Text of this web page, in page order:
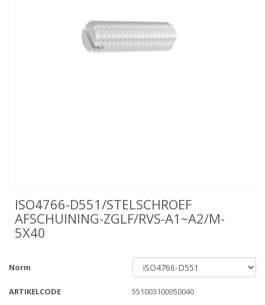
ISO4766-D551/STELSCHROEF
AFSCHUINING-ZGLF/RVS-A1~A2/M-
5X40
Norm
ARTIKELCODE
551003100050040